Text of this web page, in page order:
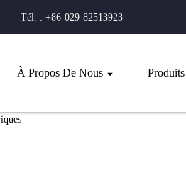
Tél. : +86-029-82513923
À Propos De Nous Produits